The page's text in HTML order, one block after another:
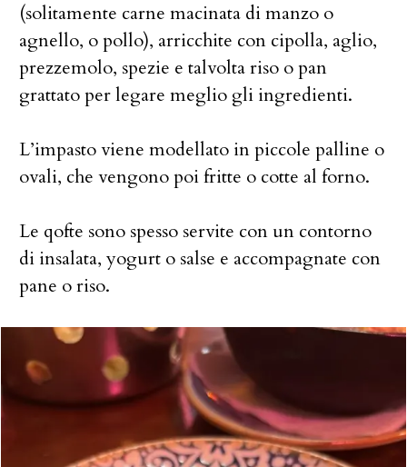
(solitamente carne macinata di manzo o
agnello, o pollo), arricchite con cipolla, aglio,
prezzemolo, spezie e talvolta riso o pan
grattato per legare meglio gli ingredienti.
L’impasto viene modellato in piccole palline o
ovali, che vengono poi fritte o cotte al forno.
Le qofte sono spesso servite con un contorno
di insalata, yogurt o salse e accompagnate con
pane o riso.